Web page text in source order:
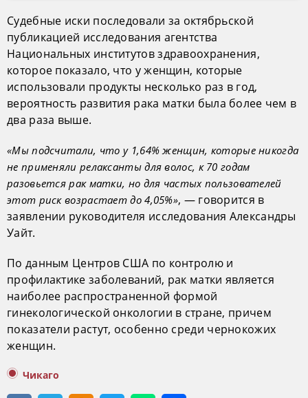
Судебные иски последовали за октябрьской
публикацией исследования агентства
Национальных институтов здравоохранения,
которое показало, что у женщин, которые
использовали продукты несколько раз в год,
вероятность развития рака матки была более чем в
два раза выше.
«Мы подсчитали, что у 1,64% женщин, которые никогда
не применяли релаксанты для волос, к 70 годам
разовьется рак матки, но для частых пользователей
этот риск возрастает до 4,05%», — говорится в
заявлении руководителя исследования Александры
Уайт.
По данным Центров США по контролю и
профилактике заболеваний, рак матки является
наиболее распространенной формой
гинекологической онкологии в стране, причем
показатели растут, особенно среди чернокожих
женщин.
Чикаго